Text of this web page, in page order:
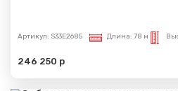
Артикул: S33E2685 Длина: 78 м
246 250 р